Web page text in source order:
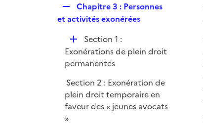
e
r
e
l
i
e
Chapitre 3 : Personnes
et activités exonérées
D
é
p
i
e
r
Section 1 :
Exonérations de plein droit
permanentes
Section 2 : Exonération de
plein droit temporaire en
faveur des « jeunes avocats
»